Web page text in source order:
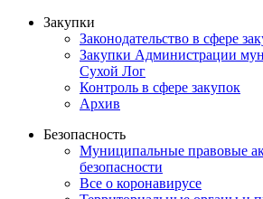
Закупки
Законодательство в сфере
Закупки Администрации
Сухой Лог
Контроль в сфере закупок
Архив
Безопасность
Муниципальные правовые
безопасности
Все о коронавирусе